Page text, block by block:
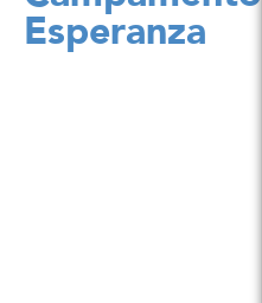
Esperanza